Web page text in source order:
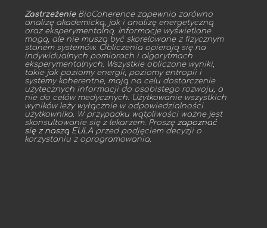
ZastrzeżenieBioCoherence zapewnia zarówno
analizę akademicką, jak i analizę energetyczną
oraz eksperymentalną. Informacje wyświetlane
mogą, ale nie muszą być skorelowane z fizycznym
stanem systemów. Obliczenia opierają się na
indywidualnych pomiarach i algorytmach
eksperymentalnych. Wszystkie obliczone wyniki,
takie jak poziomy energii, poziomy entropii i
systemy koherentne, mają na celu dostarczenie
użytecznych informacji do osobistego rozwoju, a
nie do celów medycznych. Użytkowanie wszystkich
wyników leży wyłącznie w odpowiedzialności
użytkownika. W przypadku wątpliwości ważne jest
skonsultowanie się z lekarzem. Proszę zapoznać
się z naszą EULA przed podjęciem decyzji o
korzystaniu z oprogramowania.